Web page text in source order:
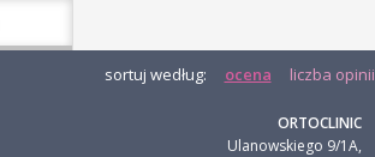
sortuj według: ocena liczba opinii
ORTOCLINIC
Ulanowskiego 9/1A,